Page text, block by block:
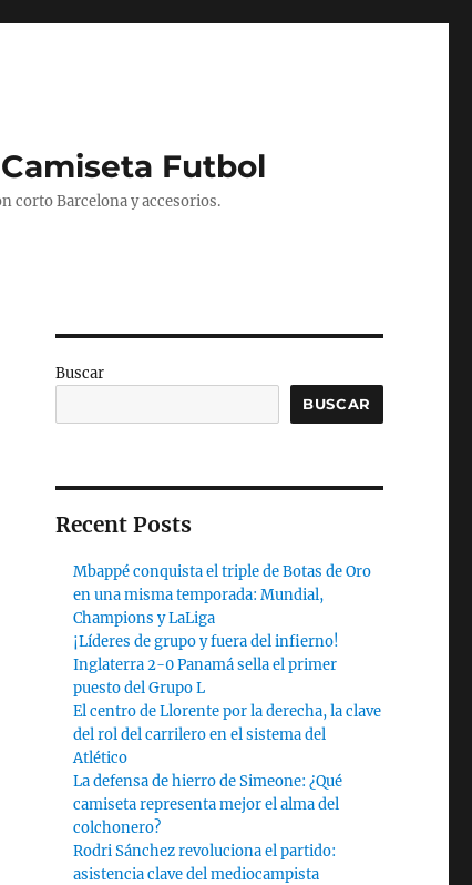
Futbol
corto Barcelona y accesorios.
Buscar
BUSCAR
Recent Posts
Mbappé conquista el triple de Botas de Oro
en una misma temporada: Mundial,
Champions y LaLiga
¡Líderes de grupo y fuera del infierno!
Inglaterra 2-0 Panamá sella el primer
puesto del Grupo L
El centro de Llorente por la derecha, la clave
del rol del carrilero en el sistema del
Atlético
La defensa de hierro de Simeone: ¿Qué
camiseta representa mejor el alma del
colchonero?
Rodri Sánchez revoluciona el partido:
asistencia clave del mediocampista